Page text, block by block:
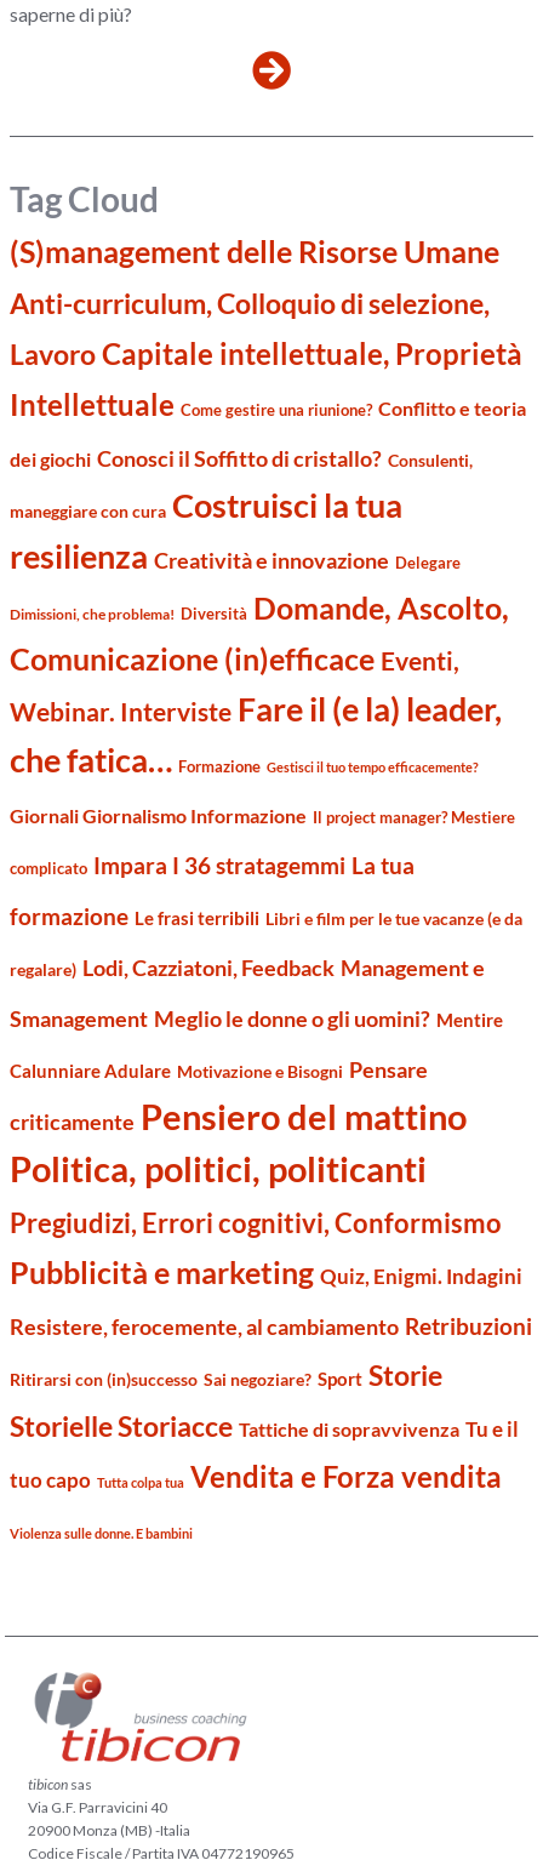
saperne di più?
Tag Cloud
(S)management delle Risorse Umane
Anti-curriculum, Colloquio di selezione,
LavoroCapitale intellettuale, Proprietà
Intellettuale Come gestire una riunione? Conflitto e teoria
dei giochi Conosci il Soffitto di cristallo? Consulenti,
maneggiare con cura Costruisci la tua
resilienza Creatività e innovazione Delegare
Dimissioni, che problema! Diversità Domande, Ascolto,
Comunicazione (in)efficace Eventi,
Webinar. Interviste Fare il (e la) leader,
che fatica… Formazione Gestisci il tuo tempo efficacemente?
Giornali Giornalismo Informazione Il project manager? Mestiere
complicato Impara I 36 stratagemmi La tua
formazione Le frasi terribili Libri e film per le tue vacanze (e da
regalare) Lodi, Cazziatoni, Feedback Management e
Smanagement Meglio le donne o gli uomini? Mentire
Calunniare Adulare Motivazione e Bisogni Pensare
criticamente Pensiero del mattino
Politica, politici, politicanti
Pregiudizi, Errori cognitivi, Conformismo
Pubblicità e marketing Quiz, Enigmi. Indagini
Resistere, ferocemente, al cambiamento Retribuzioni
Ritirarsi con (in)successo Sai negoziare? Sport Storie
Storielle Storiacce Tattiche di sopravvivenza Tu e il
tuo capo Tutta colpa tua Vendita e Forza vendita
Violenza sulle donne. E bambini
tibicon sas
Via G.F. Parravicini 40
20900 Monza (MB) -Italia
Codice Fiscale / Partita IVA 04772190965